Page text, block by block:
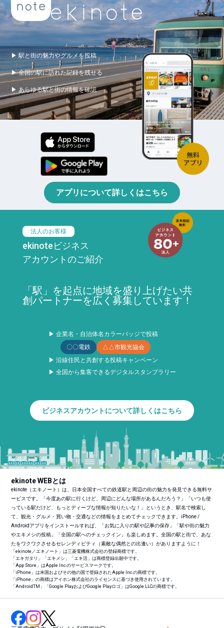
▶ 駅と街の魅力やグルメを投稿
▶ 全国の駅に訪れた記録を残せる
▶ あらゆる駅と街の情報を確認
アプリについて詳しくはこちら
法人のお客様
ekinoteビジネス
アカウントのご紹介
「駅」を起点に地域を盛り上げたい共
創パートナーを広く募集しています！
▶ 企業名・自治体名カラーバッジで投稿
〇〇電鉄
△△市観光協会
▶ 沿線住民と共創する投稿キャンペーン
▶ 全国から集客できるデジタルスタンプラリー
ビジネスアカウントについて詳しくはこちら
ekinote WEBとは
ekinote（エキノート）は、日本全国すべての鉄道駅と周辺の街の魅力を発見できる無料サ
ービスです。「今度あの駅に行くけど、周辺にどんな場所があるんだろう？」「いつも使
っている駅だけど、もっとディープな情報が知りたいな！」というとき、駅名で検索し
て、観光・グルメ・買い物・交通などの情報をまとめてチェックできます。iPhone /
Androidアプリをインストールすれば、「お気に入りの駅や記事の保存」「駅や街の魅力
やエキメシの投稿」「全国の駅へのチェックイン」も楽しめます。全国の駅と街で、あな
たをワクワクさせるセレンディピティ（素敵な偶然との出逢い）がありますように！
「ekinote／エキノート」は三菱電機株式会社の登録商標です。
「エキガタリ」「エキメシ」「エキ活」は商標登録出願中です。
「App Store」はApple Inc.のサービスマークです。
「iPhone」は米国およびその他の国で登録されたApple Inc.の商標です。
「iPhone」の商標はアイホン株式会社のライセンスに基づき使用されています。
「AndroidTM 」「Google PlayおよびGoogle Playロゴ」はGoogle LLCの商標です。